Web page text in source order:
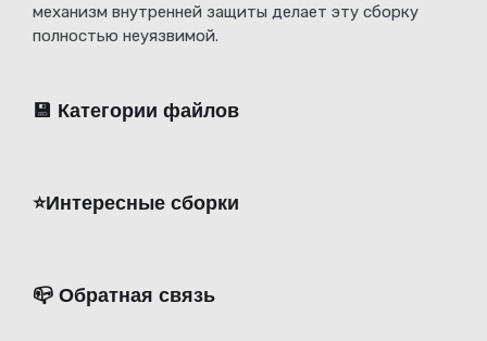
механизм внутренней защиты делает эту сборку
полностью неуязвимой.
💾 Категории файлов
⭐️Интересные сборки
📪 Обратная связь